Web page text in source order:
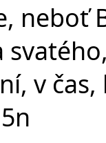
neboť
v